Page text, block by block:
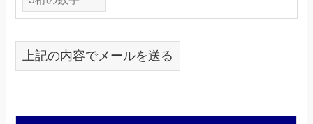
上記の内容でメールを送る